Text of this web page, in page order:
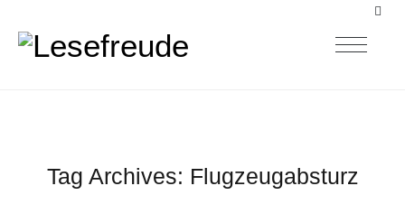
Tag Archives: Flugzeugabsturz